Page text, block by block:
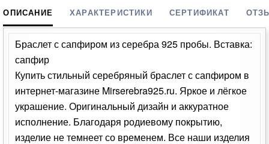
Галерея украшений
Гарантия качества
Производители
СТАТУС ЗАКАЗА
Введите номер вашего заказа, чтобы узнать его
текущий статус выполнения